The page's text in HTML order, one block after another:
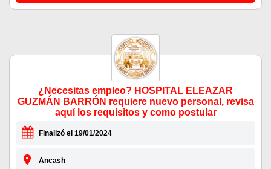
¿Necesitas empleo? HOSPITAL ELEAZAR
GUZMÁN BARRÓN requiere nuevo personal, revisa
aquí los requisitos y como postular
Finalizó el 19/01/2024
Ancash